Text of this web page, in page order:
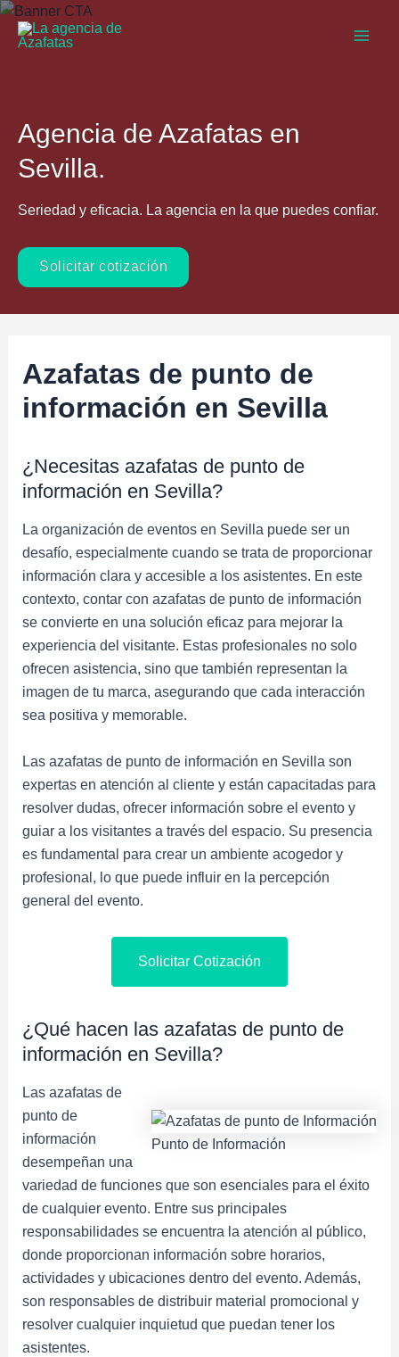
Ir
Agencia de Azafatas en
Sevilla.
Seriedad y eficacia. La agencia en la que puedes confiar.
Solicitar cotización
Azafatas de punto de
información en Sevilla
¿Necesitas azafatas de punto de
información en Sevilla?
La organización de eventos en Sevilla puede ser un
desafío, especialmente cuando se trata de proporcionar
información clara y accesible a los asistentes. En este
contexto, contar con azafatas de punto de información
se convierte en una solución eficaz para mejorar la
experiencia del visitante. Estas profesionales no solo
ofrecen asistencia, sino que también representan la
imagen de tu marca, asegurando que cada interacción
sea positiva y memorable.
Las azafatas de punto de información en Sevilla son
expertas en atención al cliente y están capacitadas para
resolver dudas, ofrecer información sobre el evento y
guiar a los visitantes a través del espacio. Su presencia
es fundamental para crear un ambiente acogedor y
profesional, lo que puede influir en la percepción
general del evento.
Solicitar Cotización
¿Qué hacen las azafatas de punto de
información en Sevilla?
Punto de Información
Las azafatas de
punto de
información
desempeñan una
variedad de funciones que son esenciales para el éxito
de cualquier evento. Entre sus principales
responsabilidades se encuentra la atención al público,
donde proporcionan información sobre horarios,
actividades y ubicaciones dentro del evento. Además,
son responsables de distribuir material promocional y
resolver cualquier inquietud que puedan tener los
asistentes.